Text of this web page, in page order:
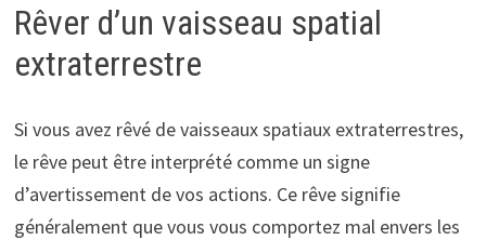
Rêver d’un vaisseau spatial
extraterrestre
Si vous avez rêvé de vaisseaux spatiaux extraterrestres,
le rêve peut être interprété comme un signe
d’avertissement de vos actions. Ce rêve signifie
généralement que vous vous comportez mal envers les